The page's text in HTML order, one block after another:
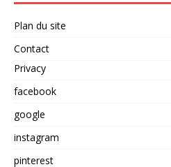
Plan du site
Contact
Privacy
facebook
google
instagram
pinterest